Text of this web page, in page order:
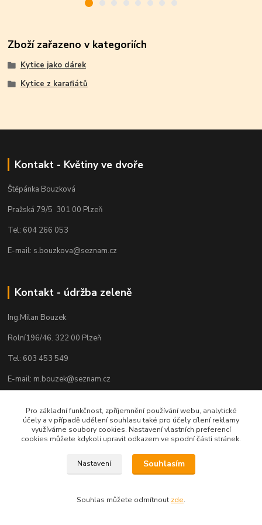
Zboží zařazeno v kategoriích
Kytice jako dárek
Kytice z karafiátů
Kontakt - Květiny ve dvoře
Štěpánka Bouzková
Pražská 79/5 301 00 Plzeň
Tel: 604 266 053
E-mail: s.bouzkova@seznam.cz
Kontakt - údržba zeleně
Ing.Milan Bouzek
Rolní196/46. 322 00 Plzeň
Tel: 603 453 549
E-mail: m.bouzek@seznam.cz
Pro základní funkčnost, zpříjemnění používání webu, analytické
účely a v případě udělení souhlasu také pro účely cílení reklamy
využíváme soubory cookies. Nastavení vlastních preferencí
cookies můžete kdykoli upravit odkazem ve spodní části stránek.
Nastavení Souhlasím
Souhlas můžete odmítnout zde.